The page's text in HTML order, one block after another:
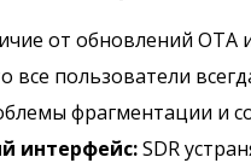
от обновлений OTA
все пользователи
фрагментации и
интерфейс:SDR